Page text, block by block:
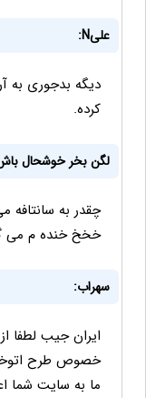
علیN:
دیگه بدجوری به
کرده.
لگن بخر خوشحال
خخخ خنده م می
سهراب:
ایران جیب لطفا
خصوص طرح
ما به سایت شما